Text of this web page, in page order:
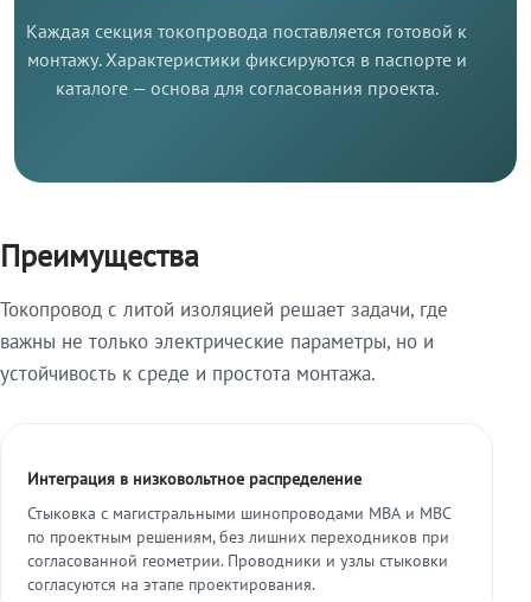
Каждая секция токопровода поставляется готовой к
монтажу. Характеристики фиксируются в паспорте и
каталоге — основа для согласования проекта.
Преимущества
Токопровод с литой изоляцией решает задачи, где
важны не только электрические параметры, но и
устойчивость к среде и простота монтажа.
Интеграция в низковольтное распределение
Стыковка с магистральными шинопроводами МВА и МВС
по проектным решениям, без лишних переходников при
согласованной геометрии. Проводники и узлы стыковки
согласуются на этапе проектирования.